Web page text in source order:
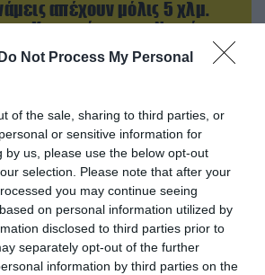
Do Not Process My Personal
of the sale, sharing to third parties, or
or sensitive information for
by us, please use the below opt-out
selection. Please note that after your
you may continue seeing
on personal information utilized by
disclosed to third parties prior to
separately opt-out of the further
information by third parties on the
απέχουν μόλις 5 χλμ.
Κραματόρσκ στο Ντονέτσκ